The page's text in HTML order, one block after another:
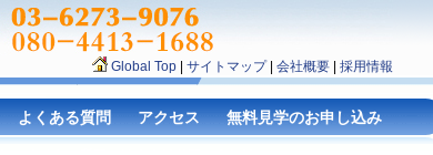
Global Top| サイトマップ| 会社概要| 採用情報
よくある質問 アクセス 無料見学のお申し込み